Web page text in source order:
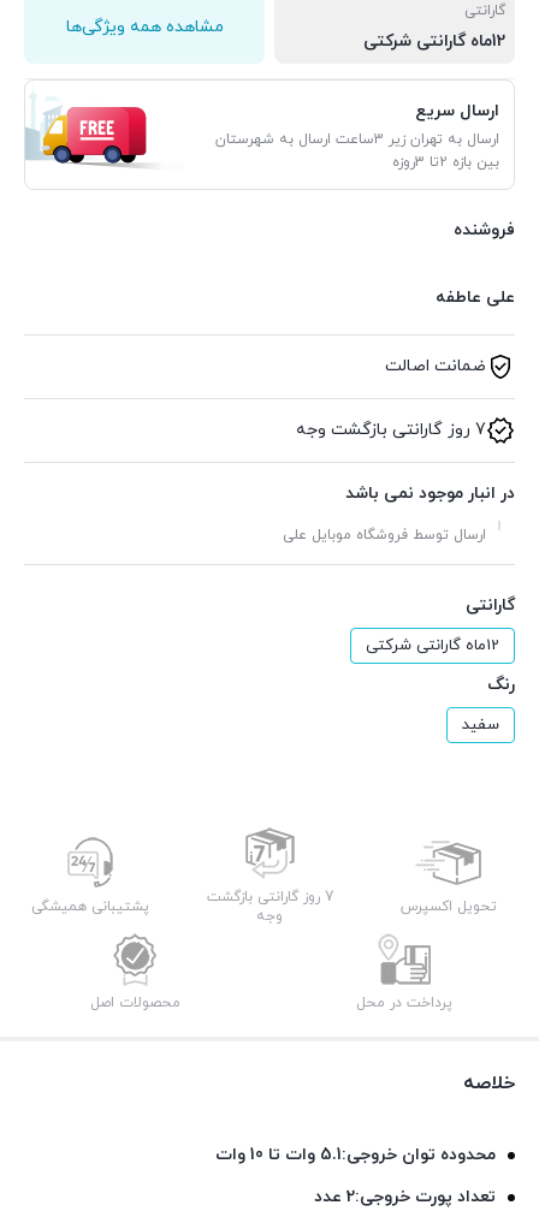
گارانتی
12ماه گارانتی شرکتی
مشاهده همه ویژگی‌ها
ارسال سریع
ارسال به تهران زیر 3ساعت ارسال به شهرستان
بین بازه 2تا 3روزه
فروشنده
علی عاطفه
ضمانت اصالت
7 روز گارانتی بازگشت وجه
در انبار موجود نمی باشد
ارسال توسط فروشگاه موبایل علی
گارانتی
12ماه گارانتی شرکتی
رنگ
سفید
تحویل اکسپرس
7 روز گارانتی بازگشت
وجه
پشتیبانی همیشگی
پرداخت در محل محصولات اصل
خلاصه
محدوده توان خروجی:5.1 وات تا 10 وات
تعداد پورت خروجی:2 عدد